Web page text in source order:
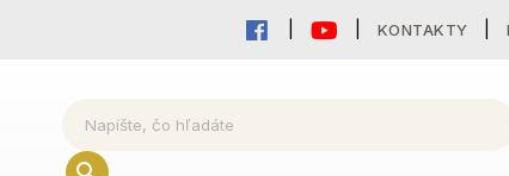
KONTAKTY